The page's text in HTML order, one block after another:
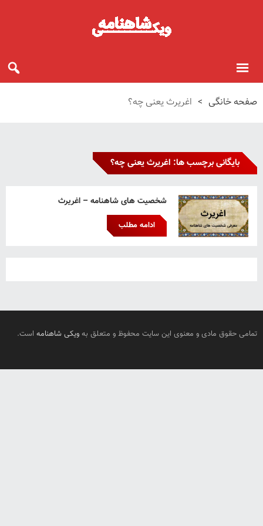
صفحه خانگی > اغریرث یعنی چه؟
بایگانی برچسب ها: اغریرث یعنی چه؟
شخصیت های شاهنامه – اغریرث
ادامه مطلب
تمامی حقوق مادی و معنوی این سایت محفوظ و متعلق به ویکی شاهنامه است.